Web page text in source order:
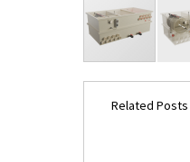
Related Posts